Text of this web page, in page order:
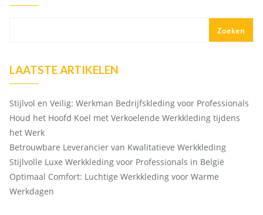
Zoeken
LAATSTE ARTIKELEN
Stijlvol en Veilig: Werkman Bedrijfskleding voor Professionals
Houd het Hoofd Koel met Verkoelende Werkkleding tijdens
het Werk
Betrouwbare Leverancier van Kwalitatieve Werkkleding
Stijlvolle Luxe Werkkleding voor Professionals in België
Optimaal Comfort: Luchtige Werkkleding voor Warme
Werkdagen